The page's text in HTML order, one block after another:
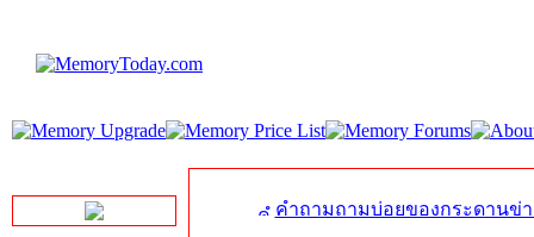
คำถามถามบ่อยของกระดานข่